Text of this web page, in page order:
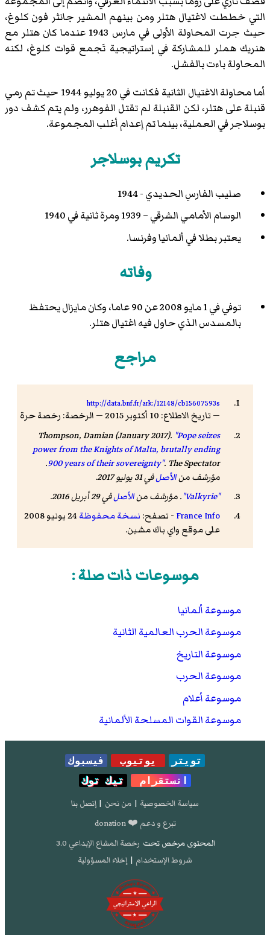
التي خططت لاغتيال هتلر ومن بينهم المشير جانثر فون كلوغ،
حيث جرت المحاولة الأولى في مارس 1943 عندما كان هتلر مع
هنريك هملر للمشاركة في إستراتيجية تَجمع قوات كلوغ، لكنه
المحاولة باءت بالفشل.
أما محاولة الاغتيال الثانية فكانت في 20 يوليو 1944 حيث تم رمي
قنبلة على هتلر، لكن القنبلة لم تقتل الفوهرر، ولم يتم كشف دور
بوسلاجر في العملية، بينما تم إعدام أغلب المجموعة.
تكريم بوسلاجر
صليب الفارسِ الحديدي - 1944
الوسام الأمامي الشرقي – 1939 ومرة ثانية في 1940
يعتبر بطلا في ألمانيا وفرنسا.
وفاته
توفي في 1 مايو 2008 عن 90 عاما، وكان مايزال يحتفظ
بالمسدس الذي حاول فيه اغتيال هتلر.
مراجع
http://data.bnf.fr/ark:/12148/cb15607593s
— تاريخ الاطلاع: 10 أكتوبر 2015 — الرخصة: رخصة حرة
Thompson, Damian (January 2017). "Pope seizes
power from the Knights of Malta, brutally ending
900 years of their sovereignty". The Spectator
.
مؤرشف منالأصلفي 31 يوليو 2017.
"Valkyrie"
. مؤرشف منالأصلفي 29 أبريل 2016.
France Info - تصفح: نسخة محفوظة
24 يونيو 2008
على موقع واي باك مشين.
موسوعات ذات صلة :
موسوعة ألمانيا
موسوعة الحرب العالمية الثانية
موسوعة التاريخ
موسوعة الحرب
موسوعة أعلام
موسوعة القوات المسلحة الألمانية
تويتر يوتيوب
فيسبوك
انستقرام
تيك توك
سياسة الخصوصية | من نحن | إتصل بنا
تبرع و دعم ❤️ donation
المحتوى مرخص تحت رخصة المشاع الإبداعي 3.0
شروط الإستخدام | إخلاء المسؤولية